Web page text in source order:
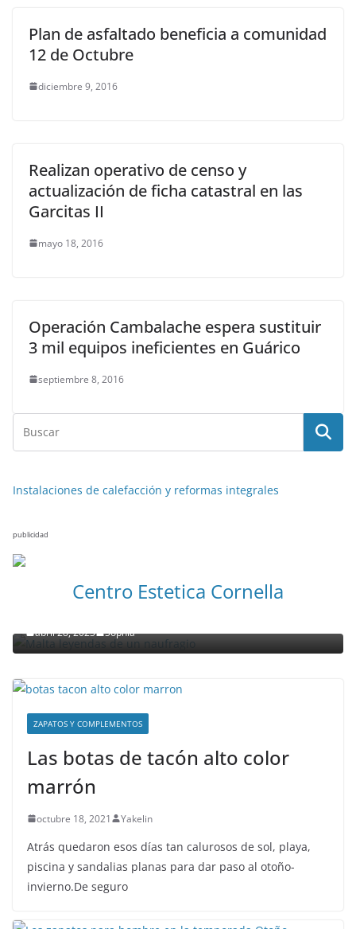
Plan de asfaltado beneficia a comunidad
12 de Octubre
diciembre 9, 2016
Realizan operativo de censo y
actualización de ficha catastral en las
Garcitas II
mayo 18, 2016
Operación Cambalache espera sustituir
3 mil equipos ineficientes en Guárico
septiembre 8, 2016
Instalaciones de calefacción y reformas integrales
publicidad
Centro Estetica Cornella
abril 28, 2023 Sophia
ZAPATOS Y COMPLEMENTOS
Las botas de tacón alto color
marrón
octubre 18, 2021 Yakelin
Atrás quedaron esos días tan calurosos de sol, playa,
piscina y sandalias planas para dar paso al otoño-
invierno.De seguro